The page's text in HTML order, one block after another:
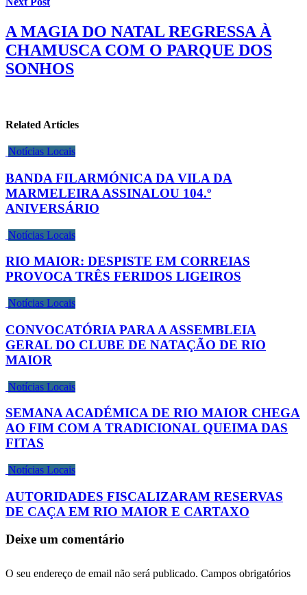
A MAGIA DO NATAL REGRESSA À
CHAMUSCA COM O PARQUE DOS
SONHOS
Related Articles
Notícias Locais
BANDA FILARMÓNICA DA VILA DA
MARMELEIRA ASSINALOU 104.º
ANIVERSÁRIO
Notícias Locais
RIO MAIOR: DESPISTE EM CORREIAS
PROVOCA TRÊS FERIDOS LIGEIROS
Notícias Locais
CONVOCATÓRIA PARA A ASSEMBLEIA
GERAL DO CLUBE DE NATAÇÃO DE RIO
MAIOR
Notícias Locais
SEMANA ACADÉMICA DE RIO MAIOR CHEGA
AO FIM COM A TRADICIONAL QUEIMA DAS
FITAS
Notícias Locais
AUTORIDADES FISCALIZARAM RESERVAS
DE CAÇA EM RIO MAIOR E CARTAXO
Deixe um comentário
O seu endereço de email não será publicado. Campos obrigatórios